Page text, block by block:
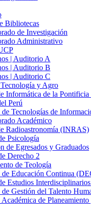
Bibliotecas
de Investigación
Administrativo
| Auditorio A
| Auditorio B
| Auditorio C
y Agro
Informática de la
Perú
Tecnologías de
Académico
Radioastronomía (INRAS)
Psicología
de Egresados y Graduados
Derecho 2
de Teología
Educación Continua
Estudios
Gestión del Talento
de